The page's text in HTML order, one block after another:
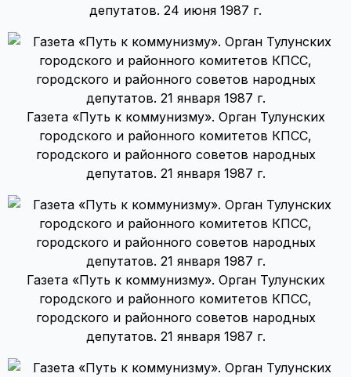
депутатов. 24 июня 1987 г.
Газета «Путь к коммунизму». Орган Тулунских
городского и районного комитетов КПСС,
городского и районного советов народных
депутатов. 21 января 1987 г.
Газета «Путь к коммунизму». Орган Тулунских
городского и районного комитетов КПСС,
городского и районного советов народных
депутатов. 21 января 1987 г.